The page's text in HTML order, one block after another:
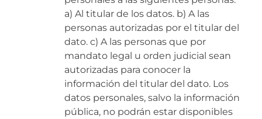
a) Al titular de los datos. b) A las
personas autorizadas por el titular del
dato. c) A las personas que por
mandato legal u orden judicial sean
autorizadas para conocer la
información del titular del dato. Los
datos personales, salvo la información
pública, no podrán estar disponibles